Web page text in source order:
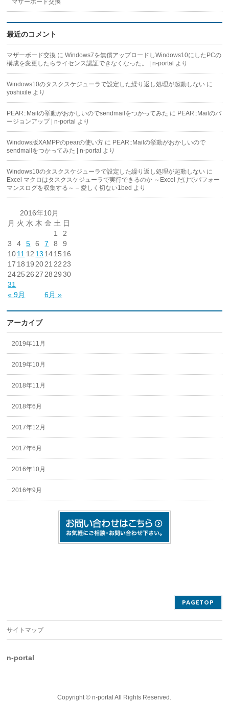
マザーボード交換
最近のコメント
マザーボード交換 にWindows7を無償アップロードしWindows10にしたPCの
構成を変更したらライセンス認証できなくなった。 | n-portal より
Windows10のタスクスケジューラで設定した繰り返し処理が起動しない に
yoshixile より
PEAR::Mailの挙動がおかしいのでsendmailをつかってみた に PEAR::Mailのバ
ージョンアップ | n-portal より
Windows版XAMPPのpearの使い方 に PEAR::Mailの挙動がおかしいので
sendmailをつかってみた | n-portal より
Windows10のタスクスケジューラで設定した繰り返し処理が起動しない に
Excel マクロはタスクスケジューラで実行できるのか ～Excel だけでパフォー
マンスログを収集する～ – 愛しく切ない1bed より
2016年10月
月 火 水 木 金 土 日
« 9月 6月 »
1
2
3
4 5 6 7 8
9
1011 12 13 1415 16
17 18 19 2021 22 23
2425 26 27 28 29 30
31
アーカイブ
2019年11月
2019年10月
2018年11月
2018年6月
2017年12月
2017年6月
2016年10月
2016年9月
PAGETOP
サイトマップ
n-portal
Copyright ©n-portal All Rights Reserved.